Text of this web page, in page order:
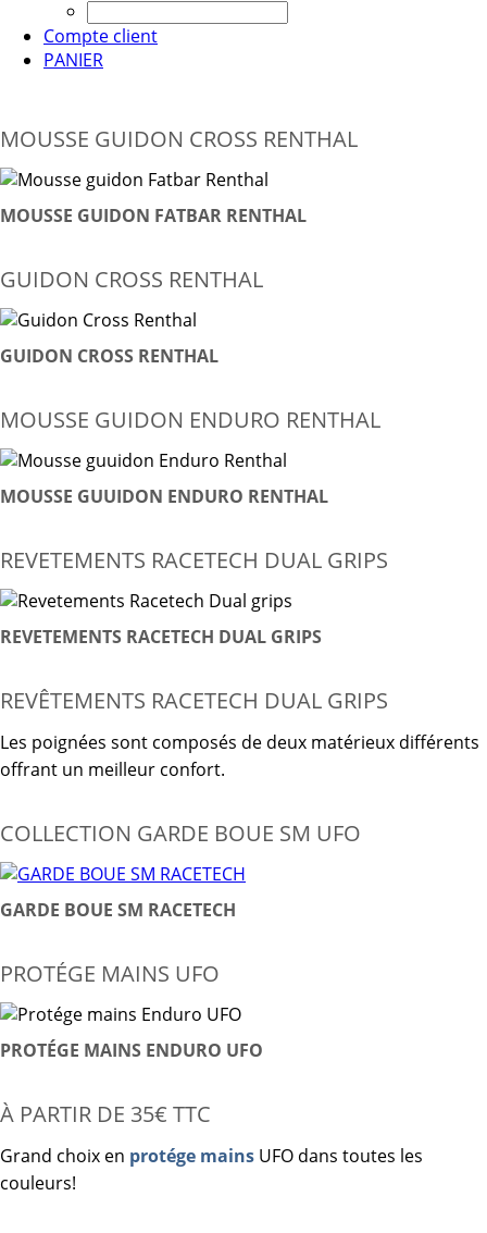
Compte client
PANIER
MOUSSE GUIDON CROSS RENTHAL
MOUSSE GUIDON FATBAR RENTHAL
GUIDON CROSS RENTHAL
GUIDON CROSS RENTHAL
MOUSSE GUIDON ENDURO RENTHAL
MOUSSE GUUIDON ENDURO RENTHAL
REVETEMENTS RACETECH DUAL GRIPS
REVETEMENTS RACETECH DUAL GRIPS
REVÊTEMENTS RACETECH DUAL GRIPS
Les poignées sont composés de deux matérieux différents
offrant un meilleur confort.
COLLECTION GARDE BOUE SM UFO
GARDE BOUE SM RACETECH
PROTÉGE MAINS UFO
PROTÉGE MAINS ENDURO UFO
À PARTIR DE 35€ TTC
Grand choix en protége mains UFO dans toutes les
couleurs!